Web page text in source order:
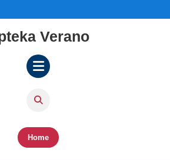
Verano
Button
Home